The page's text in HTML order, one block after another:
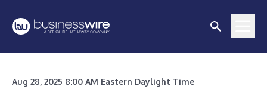
Aug 28, 2025 8:00 AM Eastern Daylight Time